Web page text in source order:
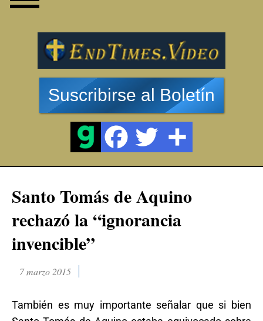
Suscribirse al Boletín
Santo Tomás de Aquino
rechazó la “ignorancia
invencible”
7 marzo 2015
También es muy importante señalar que si bien